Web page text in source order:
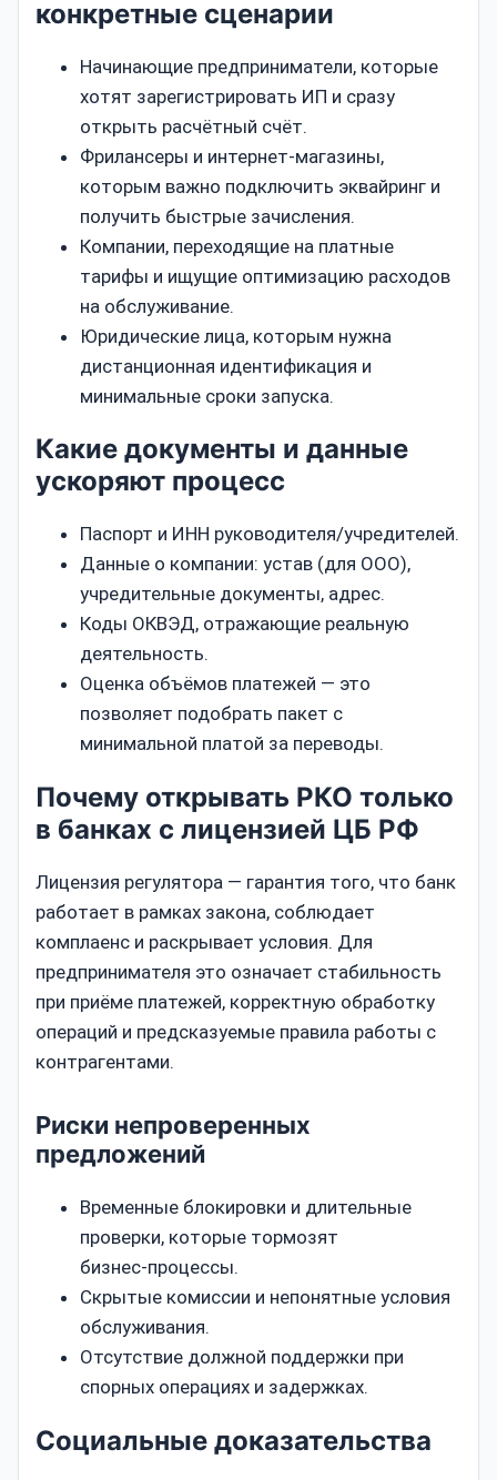
конкретные сценарии
Начинающие предприниматели, которые
хотят зарегистрировать ИП и сразу
открыть расчётный счёт.
Фрилансеры и интернет‑магазины,
которым важно подключить эквайринг и
получить быстрые зачисления.
Компании, переходящие на платные
тарифы и ищущие оптимизацию расходов
на обслуживание.
Юридические лица, которым нужна
дистанционная идентификация и
минимальные сроки запуска.
Какие документы и данные
ускоряют процесс
Паспорт и ИНН руководителя/учредителей.
Данные о компании: устав (для ООО),
учредительные документы, адрес.
Коды ОКВЭД, отражающие реальную
деятельность.
Оценка объёмов платежей — это
позволяет подобрать пакет с
минимальной платой за переводы.
Почему открывать РКО только
в банках с лицензией ЦБ РФ
Лицензия регулятора — гарантия того, что банк
работает в рамках закона, соблюдает
комплаенс и раскрывает условия. Для
предпринимателя это означает стабильность
при приёме платежей, корректную обработку
операций и предсказуемые правила работы с
контрагентами.
Риски непроверенных
предложений
Временные блокировки и длительные
проверки, которые тормозят
бизнес‑процессы.
Скрытые комиссии и непонятные условия
обслуживания.
Отсутствие должной поддержки при
спорных операциях и задержках.
Социальные доказательства